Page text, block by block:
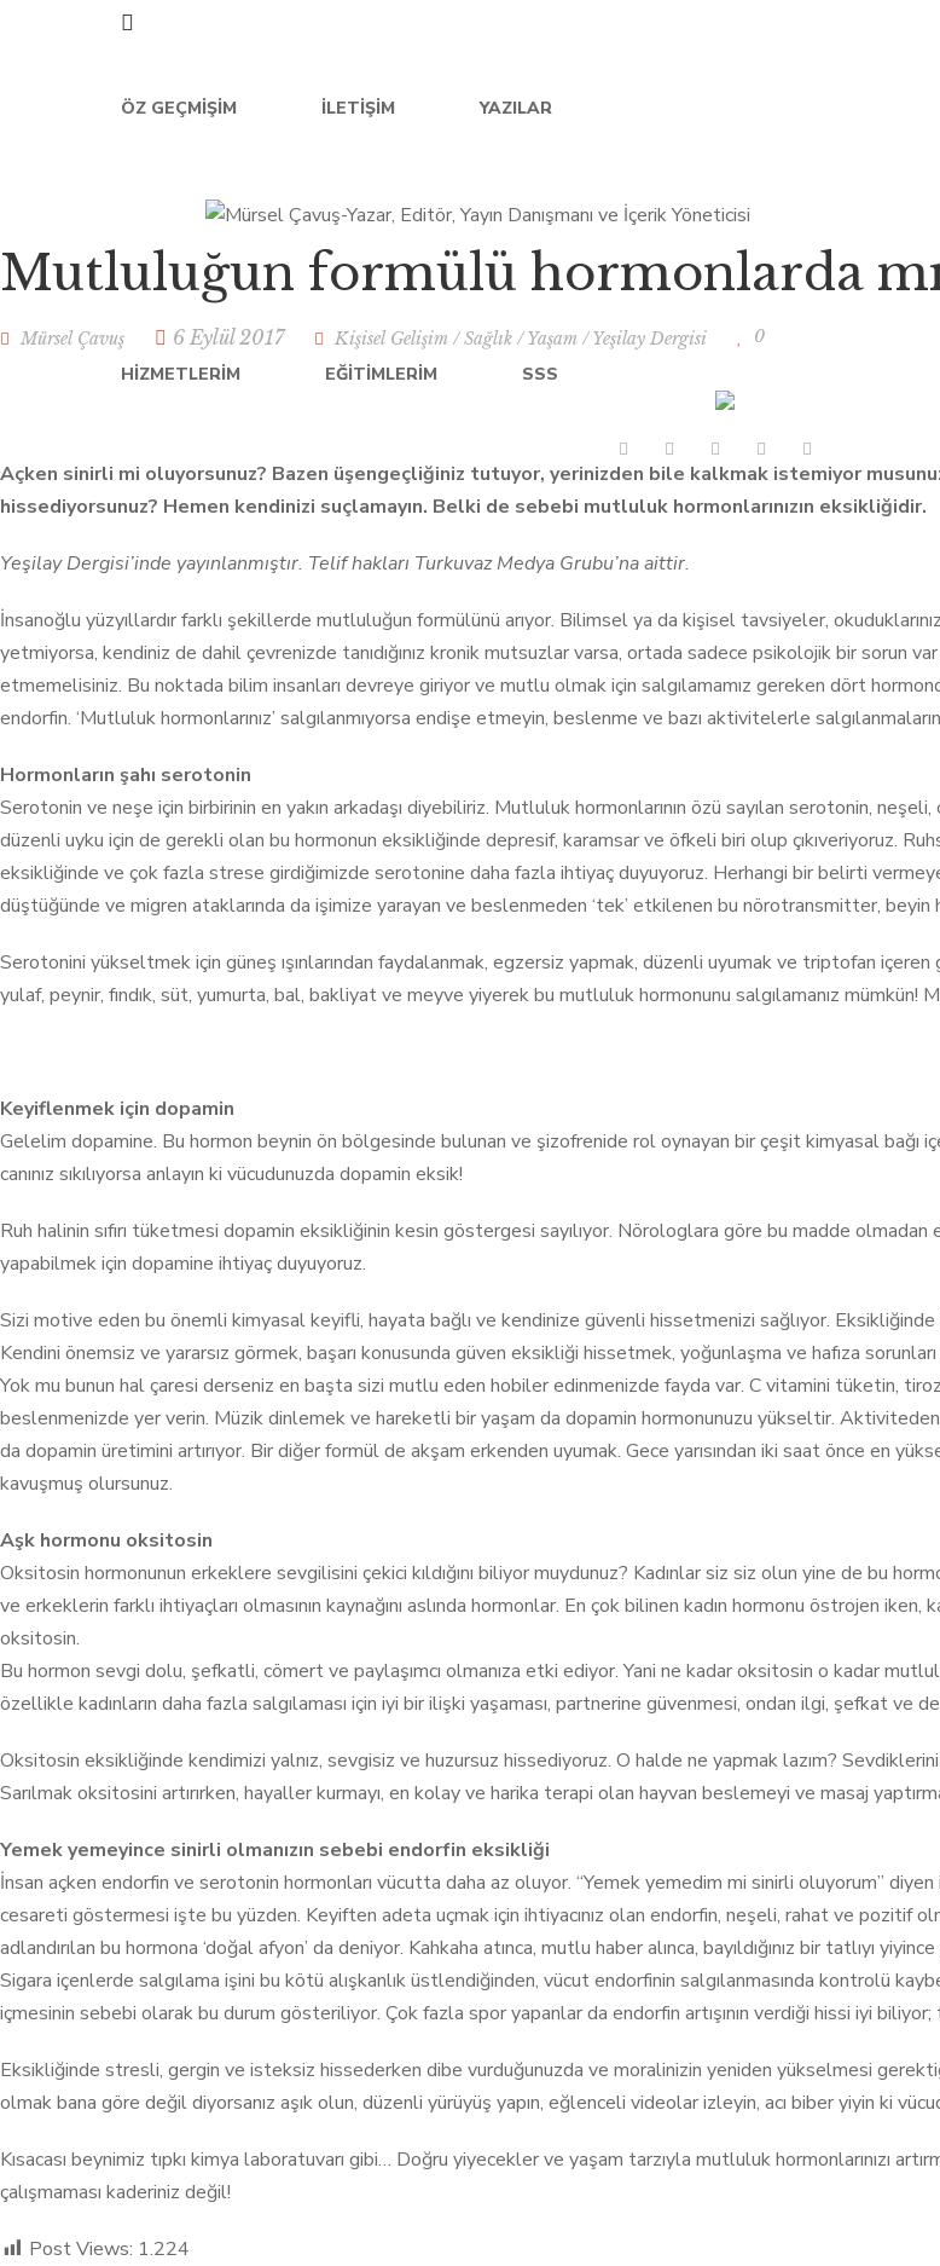
ÖZ GEÇMIŞIM İLETIŞIM YAZILAR
HIZMETLERIM EĞITIMLERIM SSS
Mutluluğun formülü hormonlarda
Mürsel Çavuş 6 Eylül 2017 Kişisel Gelişim /Sağlık /Yaşam /Yeşilay Dergisi 0
Açken sinirli mi oluyorsunuz? Bazen üşengeçliğiniz tutuyor, yerinizden bile kalkmak istemiyor
hissediyorsunuz? Hemen kendinizi suçlamayın. Belki de sebebi mutluluk hormonlarınızın eksikliğidir.
Yeşilay Dergisi’inde yayınlanmıştır. Telif hakları Turkuvaz Medya Grubu’na aittir.
İnsanoğlu yüzyıllardır farklı şekillerde mutluluğun formülünü arıyor. Bilimsel ya da kişisel tavsiyeler,
yetmiyorsa, kendiniz de dahil çevrenizde tanıdığınız kronik mutsuzlar varsa, ortada sadece psikolojik bir sorun
etmemelisiniz. Bu noktada bilim insanları devreye giriyor ve mutlu olmak için salgılamamız gereken dört
endorfin. ‘Mutluluk hormonlarınız’ salgılanmıyorsa endişe etmeyin, beslenme ve bazı aktivitelerle
Hormonların şahı serotonin
Serotonin ve neşe için birbirinin en yakın arkadaşı diyebiliriz. Mutluluk hormonlarının özü sayılan serotonin,
düzenli uyku için de gerekli olan bu hormonun eksikliğinde depresif, karamsar ve öfkeli biri olup çıkıveriyoruz.
eksikliğinde ve çok fazla strese girdiğimizde serotonine daha fazla ihtiyaç duyuyoruz. Herhangi bir belirti
düştüğünde ve migren ataklarında da işimize yarayan ve beslenmeden ‘tek’ etkilenen bu nörotransmitter,
Serotonini yükseltmek için güneş ışınlarından faydalanmak, egzersiz yapmak, düzenli uyumak ve triptofan
yulaf, peynir, fındık, süt, yumurta, bal, bakliyat ve meyve yiyerek bu mutluluk hormonunu salgılamanız mümkün!
Keyiflenmek için dopamin
Gelelim dopamine. Bu hormon beynin ön bölgesinde bulunan ve şizofrenide rol oynayan bir çeşit kimyasal bağı
canınız sıkılıyorsa anlayın ki vücudunuzda dopamin eksik!
Ruh halinin sıfırı tüketmesi dopamin eksikliğinin kesin göstergesi sayılıyor. Nörologlara göre bu madde olmadan
yapabilmek için dopamine ihtiyaç duyuyoruz.
Sizi motive eden bu önemli kimyasal keyifli, hayata bağlı ve kendinize güvenli hissetmenizi sağlıyor. Eksikliğinde
Kendini önemsiz ve yararsız görmek, başarı konusunda güven eksikliği hissetmek, yoğunlaşma ve hafıza sorunları
Yok mu bunun hal çaresi derseniz en başta sizi mutlu eden hobiler edinmenizde fayda var. C vitamini tüketin, tirozin
beslenmenizde yer verin. Müzik dinlemek ve hareketli bir yaşam da dopamin hormonunuzu yükseltir.
da dopamin üretimini artırıyor. Bir diğer formül de akşam erkenden uyumak. Gece yarısından iki saat önce en
kavuşmuş olursunuz.
Aşk hormonu oksitosin
Oksitosin hormonunun erkeklere sevgilisini çekici kıldığını biliyor muydunuz? Kadınlar siz siz olun yine de bu
ve erkeklerin farklı ihtiyaçları olmasının kaynağını aslında hormonlar. En çok bilinen kadın hormonu östrojen
oksitosin.
Bu hormon sevgi dolu, şefkatli, cömert ve paylaşımcı olmanıza etki ediyor. Yani ne kadar oksitosin o kadar
özellikle kadınların daha fazla salgılaması için iyi bir ilişki yaşaması, partnerine güvenmesi, ondan ilgi, şefkat ve
Oksitosin eksikliğinde kendimizi yalnız, sevgisiz ve huzursuz hissediyoruz. O halde ne yapmak lazım?
Sarılmak oksitosini artırırken, hayaller kurmayı, en kolay ve harika terapi olan hayvan beslemeyi ve masaj
Yemek yemeyince sinirli olmanızın sebebi endorfin eksikliği
İnsan açken endorfin ve serotonin hormonları vücutta daha az oluyor. “Yemek yemedim mi sinirli oluyorum” diyen
cesareti göstermesi işte bu yüzden. Keyiften adeta uçmak için ihtiyacınız olan endorfin, neşeli, rahat ve pozitif
adlandırılan bu hormona ‘doğal afyon’ da deniyor. Kahkaha atınca, mutlu haber alınca, bayıldığınız bir tatlıyı
Sigara içenlerde salgılama işini bu kötü alışkanlık üstlendiğinden, vücut endorfinin salgılanmasında kontrolü
içmesinin sebebi olarak bu durum gösteriliyor. Çok fazla spor yapanlar da endorfin artışının verdiği hissi iyi biliyor;
Eksikliğinde stresli, gergin ve isteksiz hissederken dibe vurduğunuzda ve moralinizin yeniden yükselmesi
olmak bana göre değil diyorsanız aşık olun, düzenli yürüyüş yapın, eğlenceli videolar izleyin, acı biber yiyin ki
Kısacası beynimiz tıpkı kimya laboratuvarı gibi… Doğru yiyecekler ve yaşam tarzıyla mutluluk hormonlarınızı
çalışmaması kaderiniz değil!
Post Views: 1.224